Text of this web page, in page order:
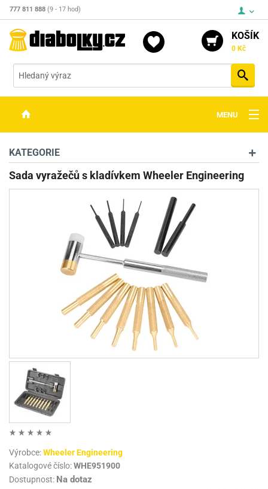
777 811 888 (9 - 17 hod)
KOŠÍK
0 Kč
MENU
OPTIKA
STŘELIVO
DETEKTORY KOVŮ
KONTAKTY
KATEGORIE
Sada vyražečů s kladívkem Wheeler Engineering
Výrobce:Wheeler Engineering
Katalogové číslo:WHE951900
Dostupnost: Na dotaz